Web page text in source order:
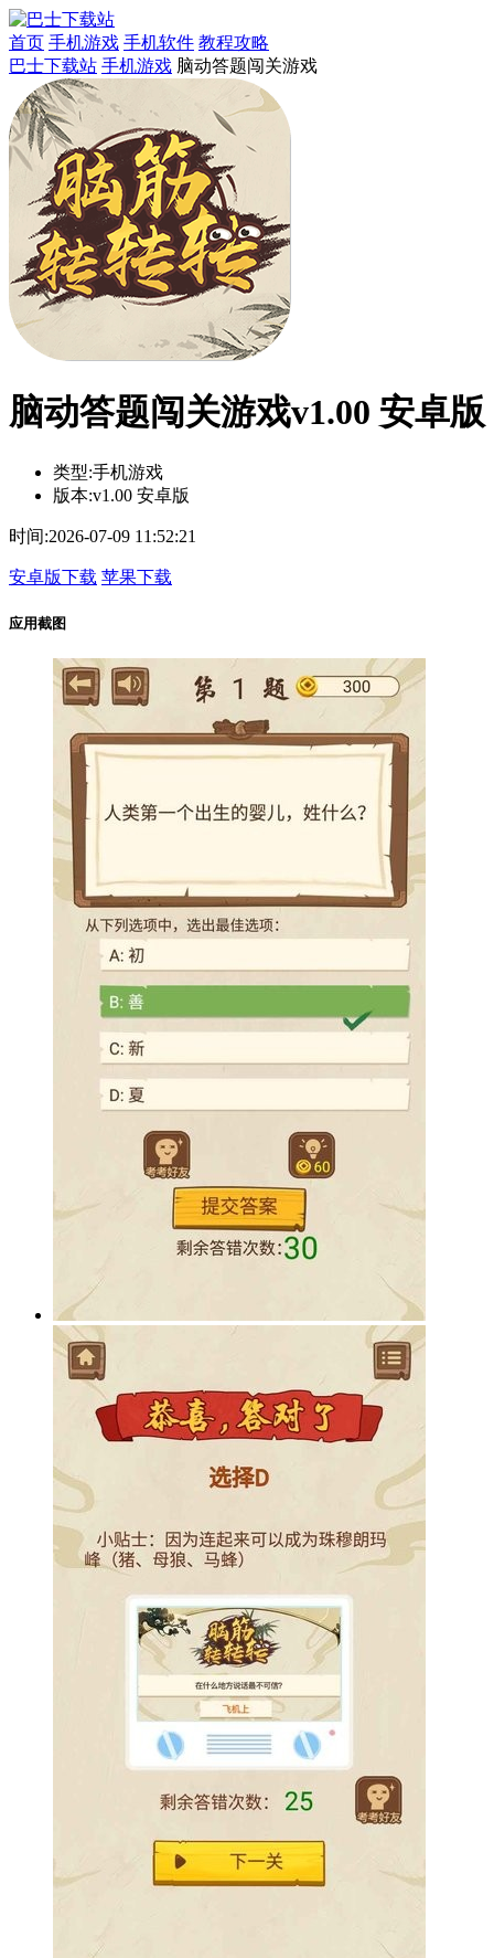
首页 手机游戏 手机软件 教程攻略
巴士下载站 手机游戏 脑动答题闯关游戏
脑动答题闯关游戏v1.00 安卓版
类型:手机游戏
版本:v1.00 安卓版
时间:2026-07-09 11:52:21
安卓版下载 苹果下载
应用截图